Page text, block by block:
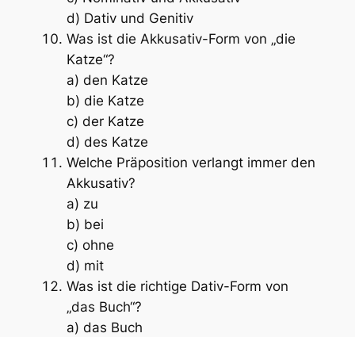
d) Dativ und Genitiv
Was ist die Akkusativ-Form von „die
Katze“?
a) den Katze
b) die Katze
c) der Katze
d) des Katze
Welche Präposition verlangt immer den
Akkusativ?
a) zu
b) bei
c) ohne
d) mit
Was ist die richtige Dativ-Form von
„das Buch“?
a) das Buch